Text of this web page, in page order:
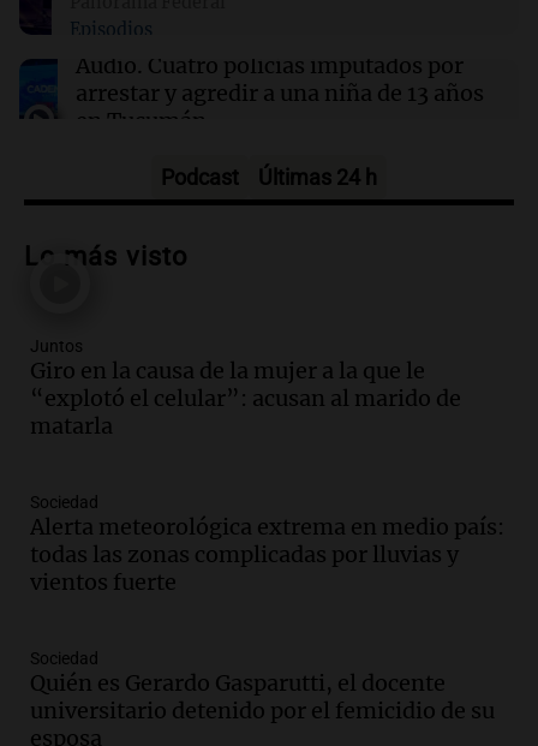
dólar atrasado, con mercado dispar y tímido
crédito
PorAgustín Dadamio
Episodios
Audio. Cuatro policías imputados por
arrestar y agredir a una niña de 13 años
en Tucumán
Audio.Fuertes vientos afectan a Tafí del
causan daños
Audio.
dólares para infraestructura a través del
Proyecto Vicuña de minería
Noticias
Audio.
combaten un incendio forestal en Villa
Yacanto
Ahora país
crítica por falta de explicaciones sobre
la ley de tierras
Noticias
Podcast Últimas 24 h
Lo más visto
Juntos
Giro en la causa de la mujer a la que le
“explotó el celular”: acusan al marido de
matarla
Sociedad
Alerta meteorológica extrema en medio país:
todas las zonas complicadas por lluvias y
vientos fuerte
Sociedad
Quién es Gerardo Gasparutti, el docente
universitario detenido por el femicidio de su
esposa